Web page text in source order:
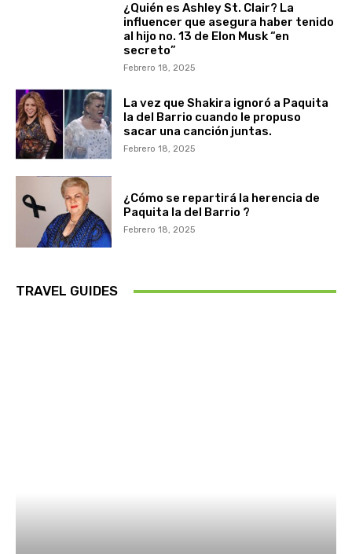
¿Quién es Ashley St. Clair? La
influencer que asegura haber tenido
al hijo no. 13 de Elon Musk “en
secreto”
Febrero 18, 2025
La vez que Shakira ignoró a Paquita
la del Barrio cuando le propuso
sacar una canción juntas.
Febrero 18, 2025
¿Cómo se repartirá la herencia de
Paquita la del Barrio ?
Febrero 18, 2025
TRAVEL GUIDES